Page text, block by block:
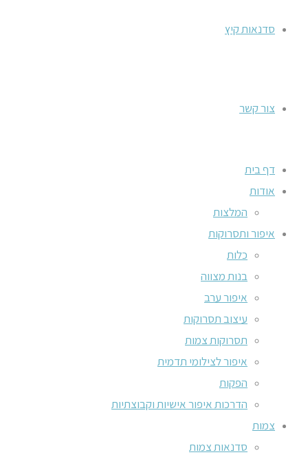
סדנאות קיץ
צור קשר
דף בית
אודות
המלצות
איפור ותסרוקות
כלות
בנות מצווה
איפור ערב
עיצוב תסרוקות
תסרוקות צמות
איפור לצילומי תדמית
הפקות
הדרכות איפור אישיות וקבוצתיות
צמות
סדנאות צמות